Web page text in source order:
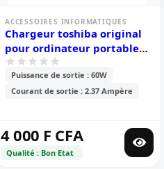
ACCESSOIRES INFORMATIQUES
Chargeur toshiba original
pour ordinateur portable
19v/ 2.37a
Puissance de sortie : 60W
Courant de sortie : 2.37 Ampère
4 000 F CFA
Qualité : Bon Etat